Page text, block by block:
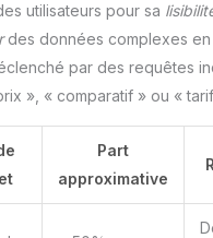
utilisateurs pour sa
des données complexes en
par des requêtes
», « comparatif » ou «
Part
approximative